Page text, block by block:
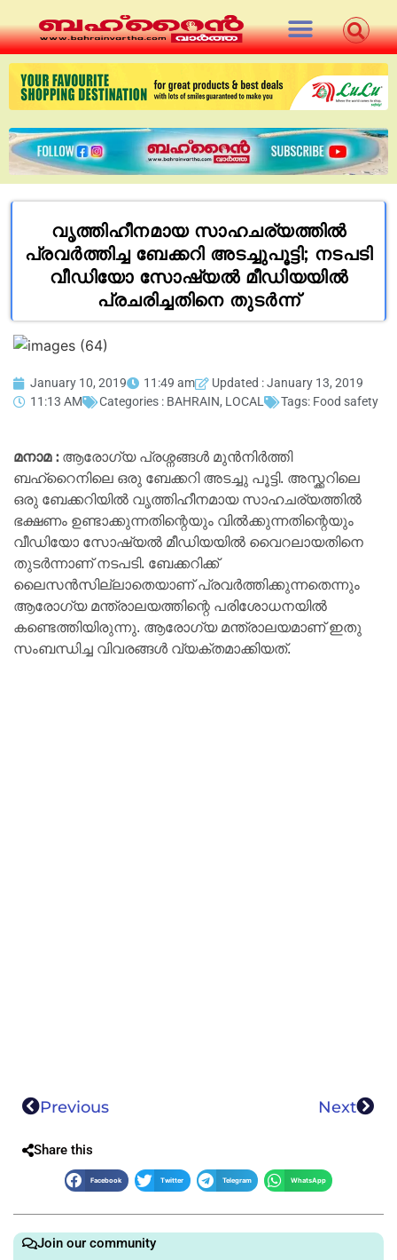
വൃത്തിഹീനമായ സാഹചര്യത്തിൽ
പ്രവർത്തിച്ച ബേക്കറി അടച്ചുപൂട്ടി; നടപടി
വീഡിയോ സോഷ്യൽ മീഡിയയിൽ
പ്രചരിച്ചതിനെ തുടർന്ന്
January 10, 2019 11:49 am
Updated : January 13, 2019
11:13 AM
Categories : BAHRAIN, LOCAL Tags: Food safety
മനാമ :ആരോഗ്യ പ്രശ്നങ്ങൾ മുൻനിർത്തി
ബഹ്റൈനിലെ ഒരു ബേക്കറി അടച്ചു പൂട്ടി. അസ്ക്കറിലെ
ഒരു ബേക്കറിയിൽ വൃത്തിഹീനമായ സാഹചര്യത്തിൽ
ഭക്ഷണം ഉണ്ടാക്കുന്നതിന്റെയും വിൽക്കുന്നതിന്റെയും
വീഡിയോ സോഷ്യൽ മീഡിയയിൽ വൈറലായതിനെ
തുടർന്നാണ് നടപടി. ബേക്കറിക്ക്
ലൈസൻസില്ലാതെയാണ് പ്രവർത്തിക്കുന്നതെന്നും
ആരോഗ്യ മന്ത്രാലയത്തിന്റെ പരിശോധനയിൽ
കണ്ടെത്തിയിരുന്നു. ആരോഗ്യ മന്ത്രാലയമാണ് ഇതു
സംബന്ധിച്ച വിവരങ്ങൾ വ്യക്തമാക്കിയത്.
Previous Next
Share this
Facebook Twitter Telegram WhatsApp
Join our community